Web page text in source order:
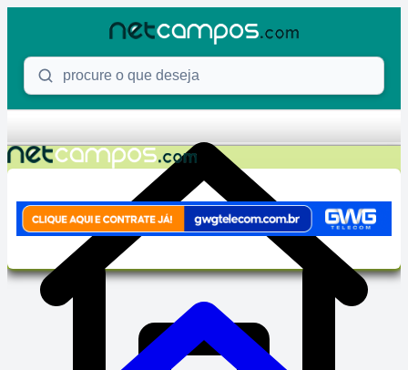
Procure o que deseja